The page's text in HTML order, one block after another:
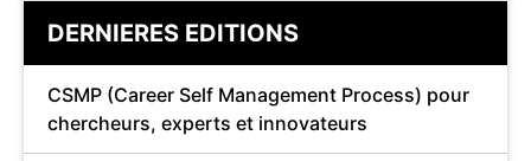
DERNIERES EDITIONS
CSMP (Career Self Management Process) pour
chercheurs, experts et innovateurs